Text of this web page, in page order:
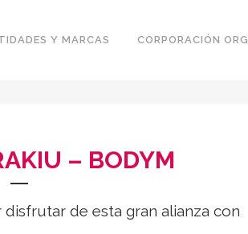
Y MARCAS CORPORACIÓN ORG
– BODYM
de esta gran alianza con